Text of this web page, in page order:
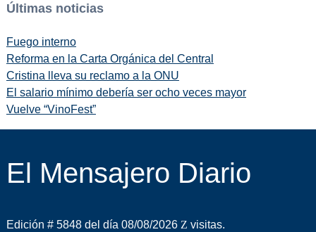
Últimas noticias
Fuego interno
Reforma en la Carta Orgánica del Central
Cristina lleva su reclamo a la ONU
El salario mínimo debería ser ocho veces mayor
Vuelve “VinoFest”
El Mensajero Diario
Edición # 5848 del día 08/08/2026 visitas.